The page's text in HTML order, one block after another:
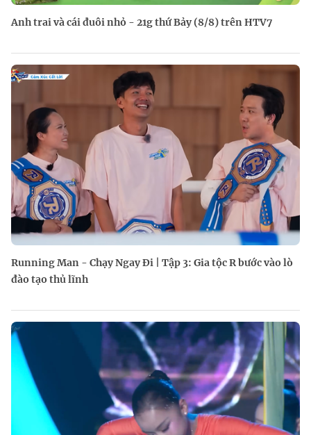
Anh trai và cái đuôi nhỏ - 21g thứ Bảy (8/8) trên HTV7
Running Man - Chạy Ngay Đi | Tập 3: Gia tộc R bước vào lò
đào tạo thủ lĩnh